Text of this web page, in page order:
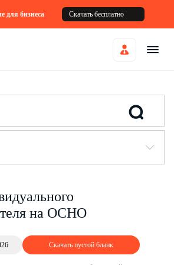
для бизнеса Скачать бесплатно
на ОСНО
Скачать пустой бланк